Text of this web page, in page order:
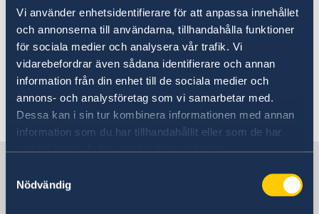
Vi använder enhetsidentifierare för att anpassa innehållet
och annonserna till användarna, tillhandahålla funktioner
för sociala medier och analysera vår trafik. Vi
vidarebefordrar även sådana identifierare och annan
information från din enhet till de sociala medier och
annons- och analysföretag som vi samarbetar med.
Dessa kan i sin tur kombinera informationen med annan
information som du har tillhandahållit eller som de har
samlat in när du har använt deras tjänster.
Nödvändig
スウェーデンで学ぶ
奨学金
Sweden Alumni Network Japan
Euraxess
スウェーデン文化交流協会出版物
観光
渡航ビザ（シェンゲンビザ）
スウェーデン国籍者等と同居のための居住許可の申請
（配偶者、サンボ等）
居住許可－労働及び研究
留学のための居住許可
留学のための居住許可（18歳未満：大使館への郵送申
請）
ペットの持ち込み
関税・入国時の持ち込み制限
こちらのページからはスウェーデン文
化交流協会が発行している冊子をダウン
ロードすることができます。また留学
や観光に関する情報をお読みいただけ
ます。